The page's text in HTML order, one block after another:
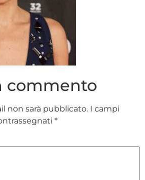
commento
non sarà pubblicato. I campi
*